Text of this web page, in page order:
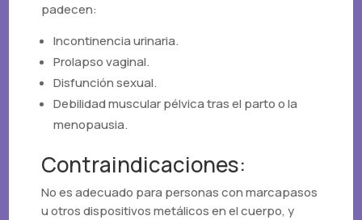
padecen:
Incontinencia urinaria.
Prolapso vaginal.
Disfunción sexual.
Debilidad muscular pélvica tras el parto o la
menopausia.
Contraindicaciones:
No es adecuado para personas con marcapasos
u otros dispositivos metálicos en el cuerpo, y